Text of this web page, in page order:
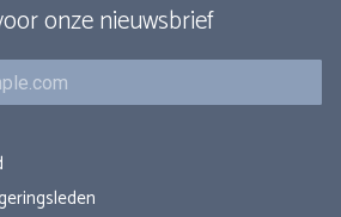
onze nieuwsbrief